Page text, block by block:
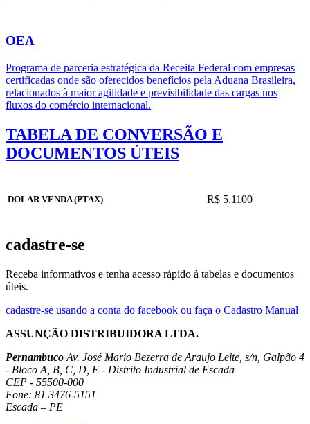
OEA
Programa de parceria estratégica da Receita Federal com empresas
certificadas onde são oferecidos benefícios pela Aduana Brasileira,
relacionados à maior agilidade e previsibilidade das cargas nos
fluxos do comércio internacional.
TABELA DE CONVERSÃO E
DOCUMENTOS ÚTEIS
DOLAR VENDA (PTAX) R$ 5.1100
cadastre-se
Receba informativos e tenha acesso rápido à tabelas e documentos
úteis.
cadastre-se usando a conta do facebook ou faça o Cadastro Manual
ASSUNÇÃO DISTRIBUIDORA LTDA.
Pernambuco Av. José Mario Bezerra de Araujo Leite, s/n, Galpão 4
- Bloco A, B, C, D, E - Distrito Industrial de Escada
CEP - 55500-000
Fone: 81 3476-5151
Escada – PE